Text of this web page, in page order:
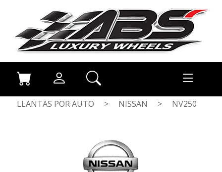
LLANTAS POR AUTO > NISSAN > NV250